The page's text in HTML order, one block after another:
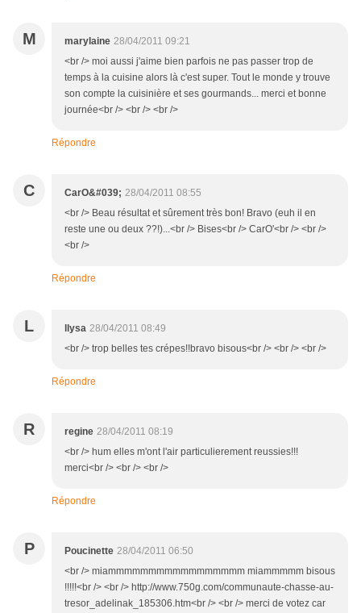
M marylaine 28/04/2011 09:21
<br /> moi aussi j'aime bien parfois ne pas passer trop de
temps à la cuisine alors là c'est super. Tout le monde y trouve
son compte la cuisinière et ses gourmands... merci et bonne
journée<br /> <br /> <br />
Répondre
C CarO&#039; 28/04/2011 08:55
<br /> Beau résultat et sûrement très bon! Bravo (euh il en
reste une ou deux ??!)...<br /> Bises<br /> CarO'<br /> <br />
<br />
Répondre
L llysa 28/04/2011 08:49
<br /> trop belles tes crépes!!bravo bisous<br /> <br /> <br />
Répondre
R regine 28/04/2011 08:19
<br /> hum elles m'ont l'air particulierement reussies!!!
merci<br /> <br /> <br />
Répondre
P Poucinette 28/04/2011 06:50
<br /> miammmmmmmmmmmmmmmmm miammmmm bisous
!!!!!<br /> <br /> http://www.750g.com/communaute-chasse-au-
tresor_adelinak_185306.htm<br /> <br /> merci de votez car